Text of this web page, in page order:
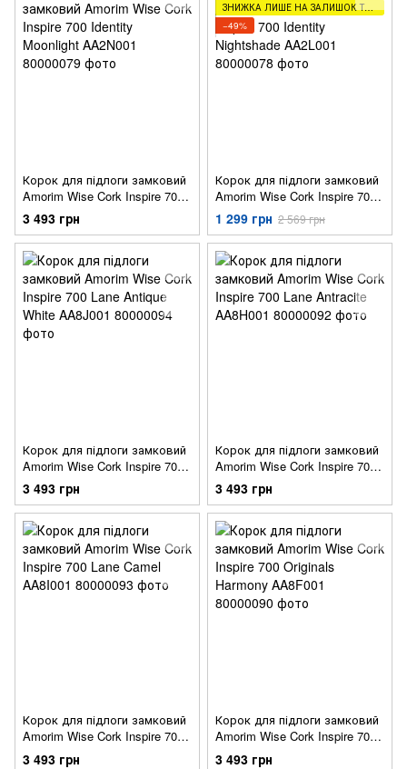
Корок для підлоги замковий
Amorim Wise Cork Inspire 700
Identity Moonlight AA2N001
3 493 грн
ЗНИЖКА ЛИШЕ НА ЗАЛИШОК ТОВАРУ (2,5,8М)
−49%
Корок для підлоги замковий
Amorim Wise Cork Inspire 700
Identity Nightshade AA2L001
1 299 грн 2 569 грн
Корок для підлоги замковий
Amorim Wise Cork Inspire 700
Lane Antique White AA8J001
3 493 грн
Корок для підлоги замковий
Amorim Wise Cork Inspire 700
Lane Antracite AA8H001
3 493 грн
Корок для підлоги замковий
Amorim Wise Cork Inspire 700
Lane Camel AA8I001
3 493 грн
Корок для підлоги замковий
Amorim Wise Cork Inspire 700
Originals Harmony AA8F001
3 493 грн